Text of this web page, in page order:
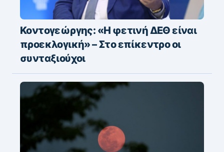
Κοντογεώργης: «Η φετινή ΔΕΘ είναι
προεκλογική» – Στο επίκεντρο οι
συνταξιούχοι